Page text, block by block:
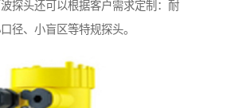
探头还可以根据客户需求定制：耐
径、小盲区等特规探头。